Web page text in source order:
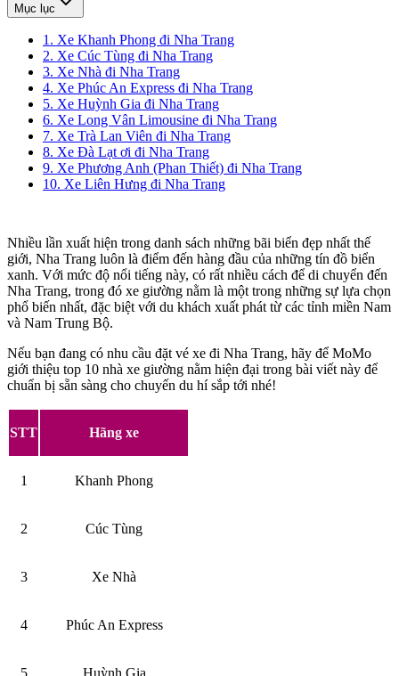
Mục lục
1. Xe Khanh Phong đi Nha Trang
2. Xe Cúc Tùng đi Nha Trang
3. Xe Nhà đi Nha Trang
4. Xe Phúc An Express đi Nha Trang
5. Xe Huỳnh Gia đi Nha Trang
6. Xe Long Vân Limousine đi Nha Trang
7. Xe Trà Lan Viên đi Nha Trang
8. Xe Đà Lạt ơi đi Nha Trang
9. Xe Phương Anh (Phan Thiết) đi Nha Trang
10. Xe Liên Hưng đi Nha Trang
Nhiều lần xuất hiện trong danh sách những bãi biển đẹp nhất thế
giới, Nha Trang luôn là điểm đến hàng đầu của những tín đồ biển
xanh. Với mức độ nổi tiếng này, có rất nhiều cách để di chuyển đến
Nha Trang, trong đó xe giường nằm là một trong những sự lựa chọn
phổ biến nhất, đặc biệt với du khách xuất phát từ các tỉnh miền Nam
và Nam Trung Bộ.
Nếu bạn đang có nhu cầu đặt vé xe đi Nha Trang, hãy để MoMo
giới thiệu top 10 nhà xe giường nằm hiện đại trong bài viết này để
chuẩn bị sẵn sàng cho chuyến du hí sắp tới nhé!
STT Hãng xe
1 Khanh Phong
2 Cúc Tùng
3 Xe Nhà
4 Phúc An Express
5 Huỳnh Gia